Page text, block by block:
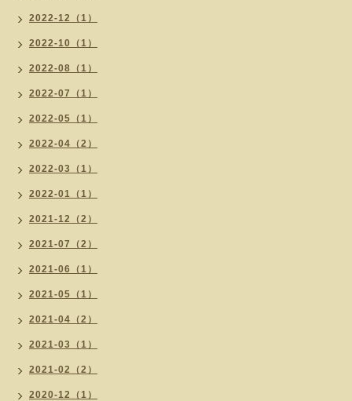
2022-12（1）
2022-10（1）
2022-08（1）
2022-07（1）
2022-05（1）
2022-04（2）
2022-03（1）
2022-01（1）
2021-12（2）
2021-07（2）
2021-06（1）
2021-05（1）
2021-04（2）
2021-03（1）
2021-02（2）
2020-12（1）